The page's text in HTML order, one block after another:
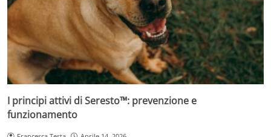
I principi attivi di Seresto™: prevenzione e
funzionamento